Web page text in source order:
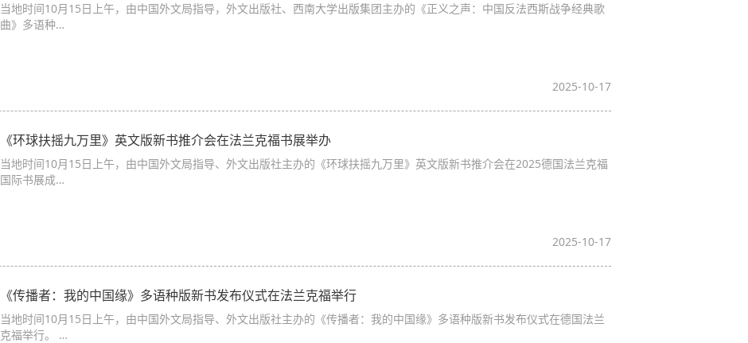
当地时间10月15日上午，由中国外文局指导，外文出版社、西南大学出版集团主办的《正义之声：中国反法西斯战争经典歌
曲》多语种…
2025-10-17
《环球扶摇九万里》英文版新书推介会在法兰克福书展举办
当地时间10月15日上午，由中国外文局指导、外文出版社主办的《环球扶摇九万里》英文版新书推介会在2025德国法兰克福
国际书展成…
2025-10-17
《传播者：我的中国缘》多语种版新书发布仪式在法兰克福举行
当地时间10月15日上午，由中国外文局指导、外文出版社主办的《传播者：我的中国缘》多语种版新书发布仪式在德国法兰
克福举行。 …